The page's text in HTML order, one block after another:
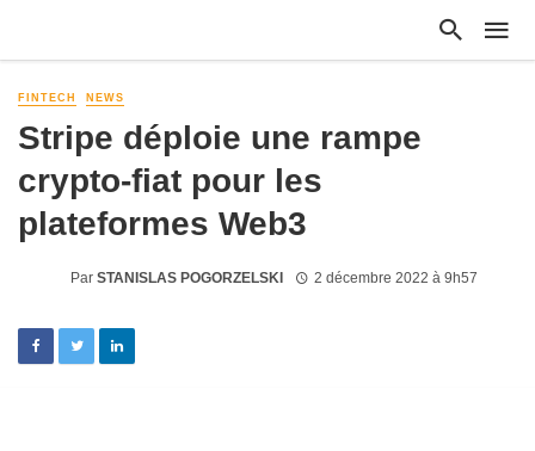
FINTECH NEWS
Stripe déploie une rampe
crypto-fiat pour les
plateformes Web3
Par STANISLAS POGORZELSKI 2 décembre 2022 à 9h57